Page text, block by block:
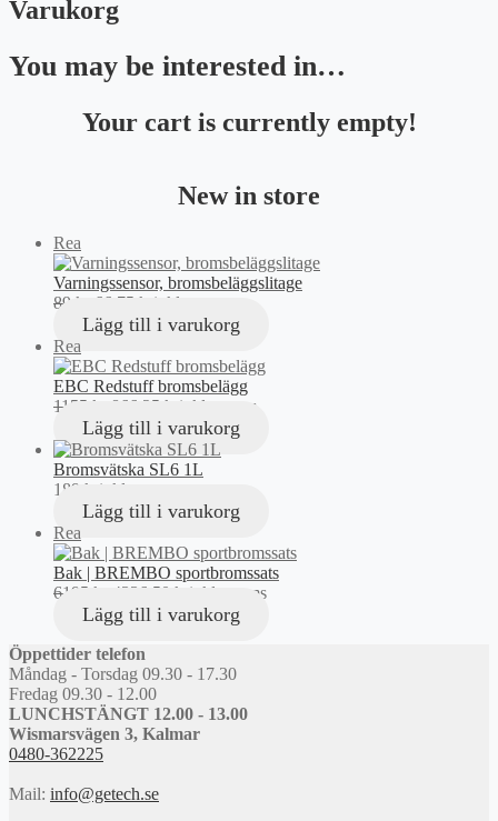
Varukorg
You may be interested in…
Your cart is currently empty!
New in store
Rea
på
rea
Varningssensor, bromsbeläggslitage
89 kr
Det
ursprungliga
priset
var:
89 kr.
66,75 kr Det
nuvarande
är:
66,75 kr.
inkl. moms
Lägg till i varukorg
Rea
på
rea
EBC Redstuff bromsbelägg
1155 kr
Det
ursprungliga
priset
var:
1155 kr.
866,25 kr Det
nuvarande
priset
är:
inkl. moms
Lägg till i varukorg
Bromsvätska SL6 1L
189 kr inkl. moms
Lägg till i varukorg
Rea
på
rea
Bak | BREMBO sportbromssats
6195 kr
Det
ursprungliga
priset
var:
6195 kr.
4336,50 kr Det
nuvarande
4336,50 kr.
inkl. moms
Lägg till i varukorg
Öppettider telefon
Måndag - Torsdag 09.30 - 17.30
Fredag 09.30 - 12.00
LUNCHSTÄNGT 12.00 - 13.00
Wismarsvägen 3, Kalmar
0480-362225
Mail: info@getech.se